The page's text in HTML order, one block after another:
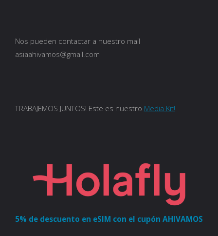
Nos pueden contactar a nuestro mail
asiaahivamos@gmail.com
TRABAJEMOS JUNTOS! Este es nuestro Media Kit!
5% de descuento en eSIM con el cupón AHIVAMOS